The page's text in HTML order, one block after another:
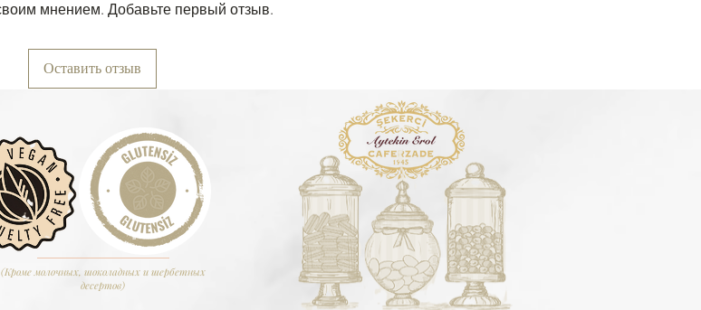
мнением. Добавьте первый отзыв.
Оставить отзыв
(Кроме молочных, шоколадных и шербетных
десертов)